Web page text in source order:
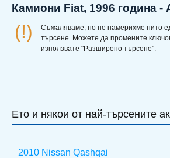
Камиони Fiat, 1996 година
(!)
Съжаляваме, но не намерихме нито
търсене. Можете да промените
използвате "Разширено търсене".
Ето и някои от най-търсените
2010 Nissan Qashqai